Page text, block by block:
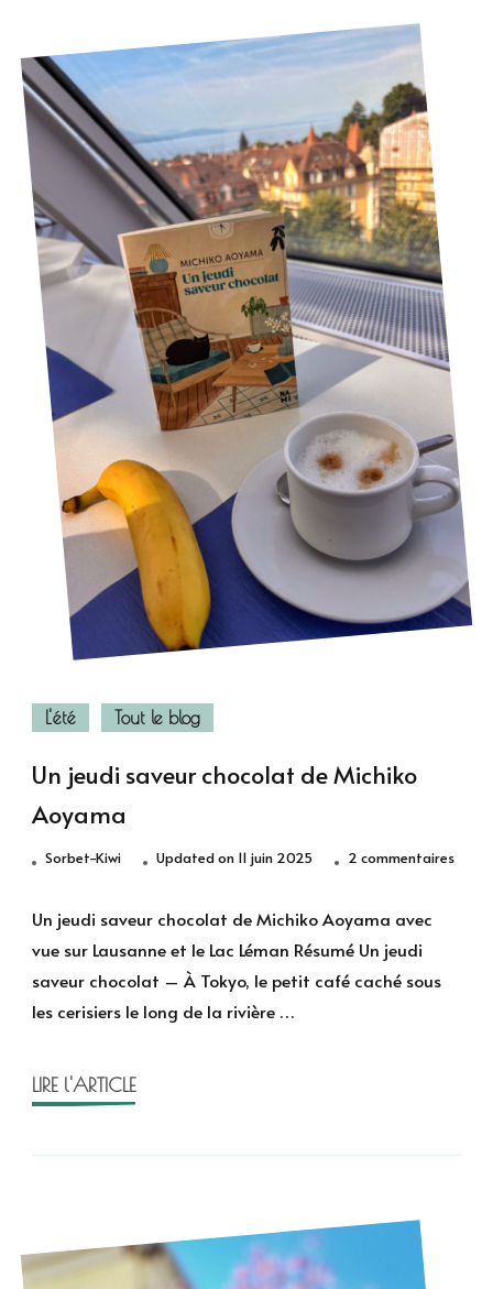
L'été Tout le blog
Un jeudi saveur chocolat de Michiko
Aoyama
Sorbet-Kiwi Updated on 11 juin 2025 2 commentairessur
Un jeudi saveur chocolat de Michiko Aoyama avec
vue sur Lausanne et le Lac Léman Résumé Un jeudi
saveur chocolat – À Tokyo, le petit café caché sous
les cerisiers le long de la rivière …
LIRE l'ARTICLE